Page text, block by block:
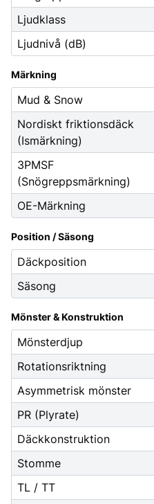
Ljudklass
Ljudnivå (dB)
Märkning
Mud & Snow
Nordiskt friktionsdäck
(Ismärkning)
3PMSF
(Snögreppsmärkning)
OE-Märkning
Position / Säsong
Däckposition
Säsong
Mönster & Konstruktion
Mönsterdjup
Rotationsriktning
Asymmetrisk mönster
PR (Plyrate)
Däckkonstruktion
Stomme
TL / TT